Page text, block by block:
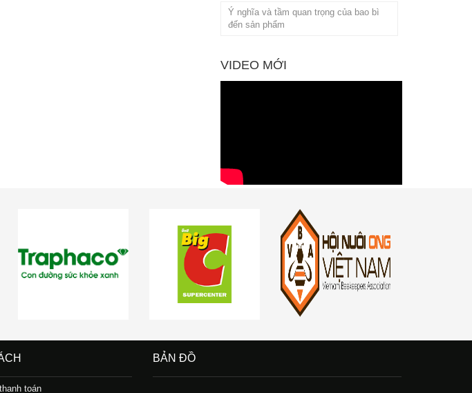
Ý nghĩa và tầm quan trọng của bao bì
đến sản phẩm
VIDEO MỚI
toán
BẢN ĐỒ